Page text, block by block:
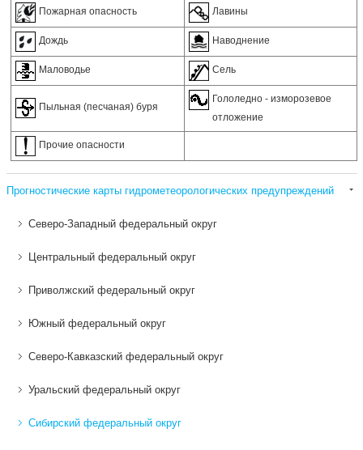
Пожарная опасность Лавины
Дождь Наводнение
Маловодье Сель
Пыльная (песчаная) буря
Гололедно - изморозевое
отложение
Прочие опасности
Прогностические карты гидрометеорологических предупреждений
Северо-Западный федеральный округ
Центральный федеральный округ
Приволжский федеральный округ
Южный федеральный округ
Северо-Кавказский федеральный округ
Уральский федеральный округ
Сибирский федеральный округ